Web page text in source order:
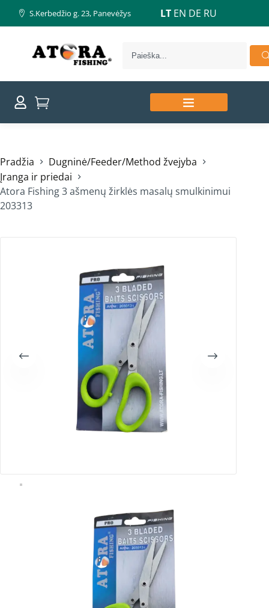
S.Kerbedžio g. 23, Panevėžys LT EN DE RU
Pradžia
Dugninė/Feeder/Method žvejyba
Įranga ir priedai
Atora Fishing 3 ašmenų žirklės masalų smulkinimui
203313